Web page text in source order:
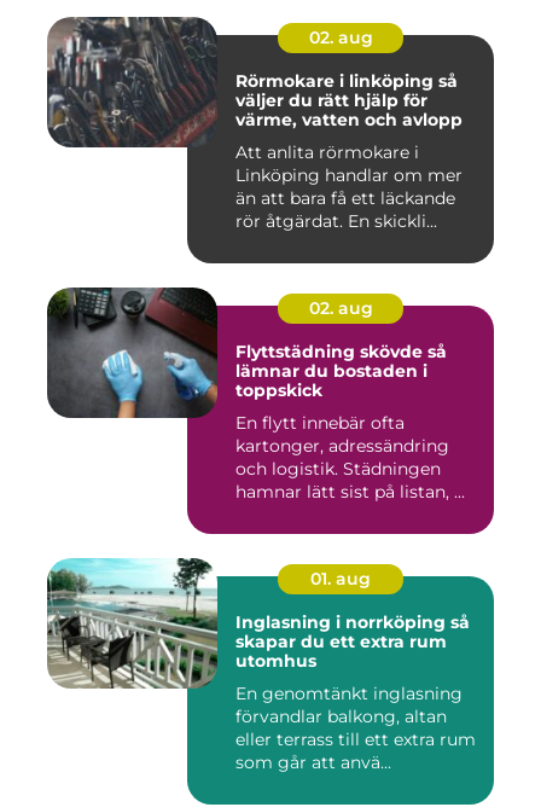
02. aug
Rörmokare i linköping så
väljer du rätt hjälp för
värme, vatten och avlopp
Att anlita rörmokare i
Linköping handlar om mer
än att bara få ett läckande
rör åtgärdat. En skickli...
02. aug
Flyttstädning skövde så
lämnar du bostaden i
toppskick
En flytt innebär ofta
kartonger, adressändring
och logistik. Städningen
hamnar lätt sist på listan, ...
01. aug
Inglasning i norrköping så
skapar du ett extra rum
utomhus
En genomtänkt inglasning
förvandlar balkong, altan
eller terrass till ett extra rum
som går att anvä...